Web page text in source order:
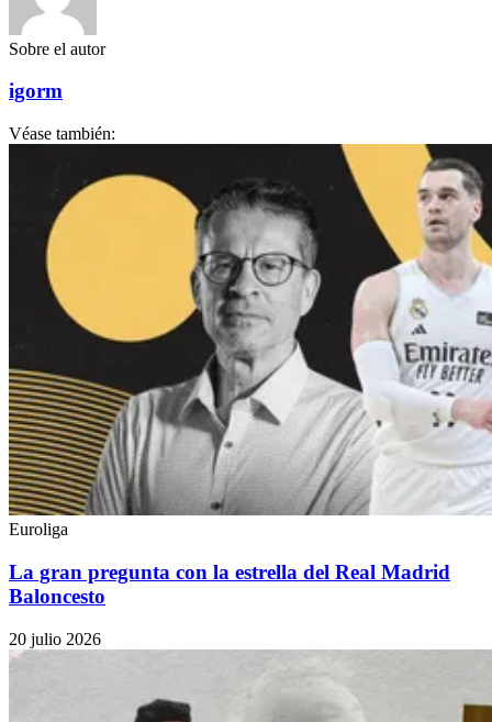
Sobre el autor
igorm
Véase también:
Euroliga
La gran pregunta con la estrella del Real Madrid
Baloncesto
20 julio 2026